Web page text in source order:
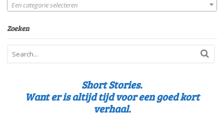
Een categorie selecteren
Zoeken
Short Stories.
Want er is altijd tijd voor een goed kort
verhaal.